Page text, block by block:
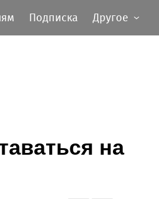
Подписка Другое
на